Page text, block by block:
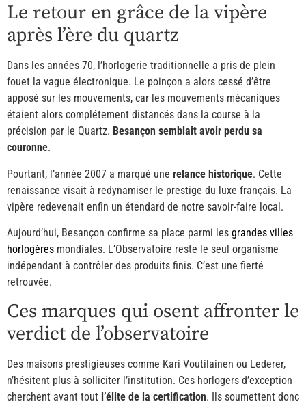
Le retour en grâce de la vipère
après l’ère du quartz
Dans les années 70, l’horlogerie traditionnelle a pris de plein
fouet la vague électronique. Le poinçon a alors cessé d’être
apposé sur les mouvements, car les mouvements mécaniques
étaient alors complétement distancés dans la course à la
précision par le Quartz. Besançon semblait avoir perdu sa
couronne.
Pourtant, l’année 2007 a marqué une relance historique. Cette
renaissance visait à redynamiser le prestige du luxe français. La
vipère redevenait enfin un étendard de notre savoir-faire local.
Aujourd’hui, Besançon confirme sa place parmi les grandes villes
horlogères mondiales. L’Observatoire reste le seul organisme
indépendant à contrôler des produits finis. C’est une fierté
retrouvée.
Ces marques qui osent affronter le
verdict de l’observatoire
Des maisons prestigieuses comme Kari Voutilainen ou Lederer,
n’hésitent plus à solliciter l’institution. Ces horlogers d’exception
cherchent avant tout l’élite de la certification. Ils soumettent donc